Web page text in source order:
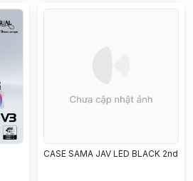
CASE SAMA JAV LED BLACK 2nd